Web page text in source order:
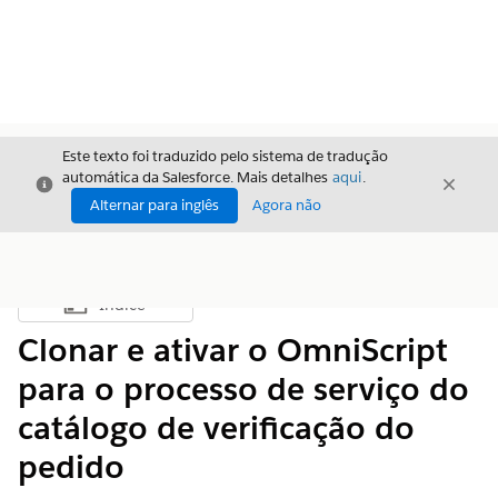
Fechar
Este texto foi traduzido pelo sistema de tradução
automática da Salesforce. Mais detalhes aqui.
Alternar para inglês
Agora não
Fechar
Mostrar índice
Índice
Clonar e ativar o OmniScript
para o processo de serviço do
catálogo de verificação do
pedido